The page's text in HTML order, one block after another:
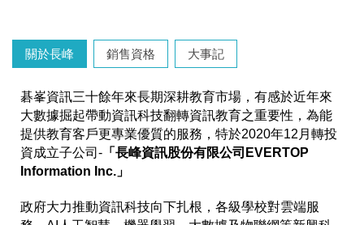
關於長峰 銷售資格 大事記
碁峯資訊三十餘年來長期深耕教育市場，有感於近年來
大數據掘起帶動資訊科技翻轉資訊教育之重要性，為能
提供教育客戶更專業優質的服務，特於2020年12月轉投
資成立子公司- 「長峰資訊股份有限公司EVERTOP
Information Inc.」
政府大力推動資訊科技向下扎根，各級學校對雲端服